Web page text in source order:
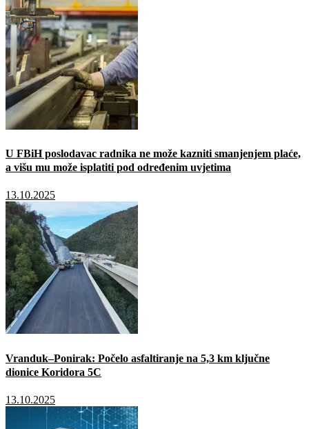
U FBiH poslodavac radnika ne može kazniti smanjenjem plaće,
a višu mu može isplatiti pod određenim uvjetima
13.10.2025
Vranduk–Ponirak: Počelo asfaltiranje na 5,3 km ključne
dionice Koridora 5C
13.10.2025